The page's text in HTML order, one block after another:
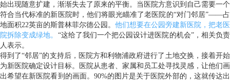
始出现随意扩建，渐渐失去了原来的平衡。当医院方意识到自己需要一个
符合当代标准的新医院时，他们将眼光瞄准了老医院的“对门邻居”——占
地面积22英亩的斯普林菲尔德公园。 他们想要在公园旁建新医院，把老医
院拆除变成绿地。 “这给了我们一个把公园设计进医院的机会”，相关负责
人表示。
得到了“邻居”的支持后，医院方和利物浦政府进行了土地交换，接着开始
为新医院确定设计目标。医院从患者、家属和员工处寻找灵感，让他们画
出希望在新医院看到的画面。90%的图片是关于医院外部的，这就传达出